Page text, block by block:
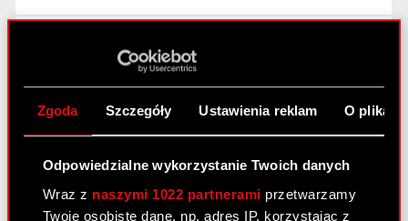
Zgoda Szczegóły Ustawienia reklam O
Odpowiedzialne wykorzystanie Twoich danych
Wraz z naszymi 1022 partnerami przetwarzamy
Twoje osobiste dane, np. adres IP, korzystając z
Raport bieżący nr 62/2010
Zawarcie umów pożyczek z
akcjonariuszami Spółki
Raport bieżący nr 61/2010